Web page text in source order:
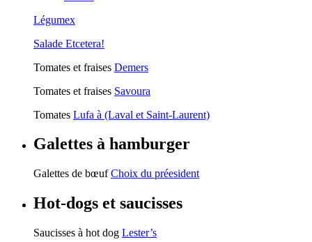
Légumex
Salade Etcetera!
Tomates et fraises Demers
Tomates et fraises Savoura
Tomates Lufa à (Laval et Saint-Laurent)
Galettes à hamburger
Galettes de bœufChoix du préesident
Hot-dogs et saucisses
Saucisses à hot dog Lester’s